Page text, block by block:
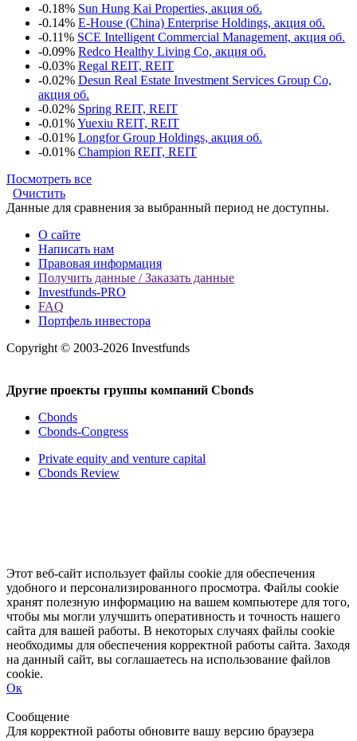
-0.18% Sun Hung Kai Properties, акция об.
-0.14% E-House (China) Enterprise Holdings, акция об.
-0.11% SCE Intelligent Commercial Management, акция об.
-0.09% Redco Healthy Living Co, акция об.
-0.03% Regal REIT, REIT
-0.02% Desun Real Estate Investment Services Group Co,
акция об.
-0.02% Spring REIT, REIT
-0.01%Yuexiu REIT, REIT
-0.01% Longfor Group Holdings, акция об.
-0.01% Champion REIT, REIT
Посмотреть все
Очистить
Данные для сравнения за выбранный период не доступны.
О сайте
Написать нам
Правовая информация
Получить данные / Заказать данные
Investfunds-PRO
FAQ
Портфель инвестора
Copyright © 2003-2026 Investfunds
Другие проекты группы компаний Cbonds
Cbonds
Cbonds-Congress
Private equity and venture capital
Cbonds Review
Этот веб-сайт использует файлы cookie для обеспечения
удобного и персонализированного просмотра. Файлы cookie
хранят полезную информацию на вашем компьютере для того,
чтобы мы могли улучшить оперативность и точность нашего
сайта для вашей работы. В некоторых случаях файлы cookie
необходимы для обеспечения корректной работы сайта. Заходя
на данный сайт, вы соглашаетесь на использование файлов
cookie.
Ок
Сообщение
Для корректной работы обновите вашу версию браузера